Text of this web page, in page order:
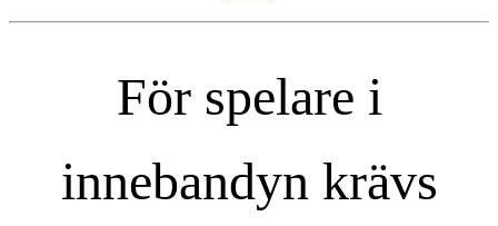
För spelare i
innebandyn krävs